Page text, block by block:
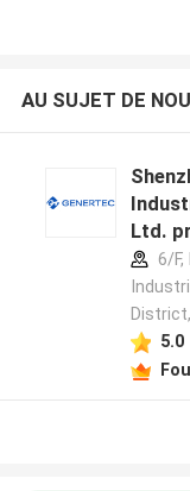
AU SUJET DE
Ltd.
6/F,
5.0